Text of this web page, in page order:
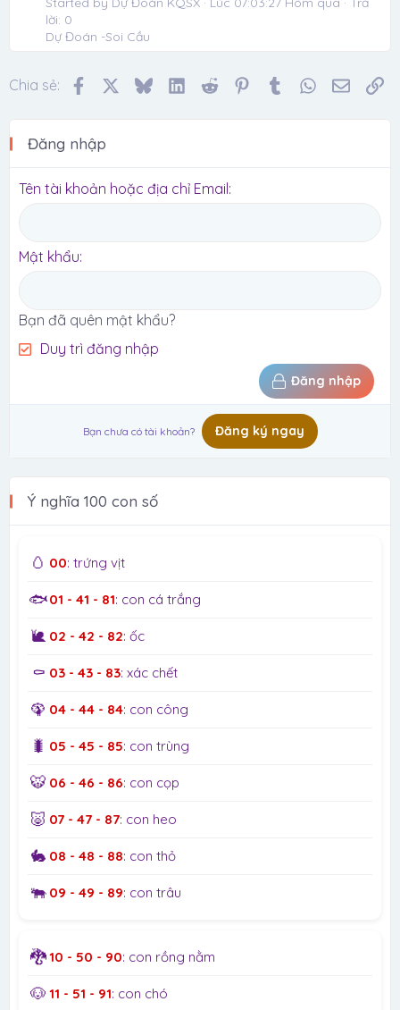
lời: 0
Dự Đoán -Soi Cầu
Chia sẻ: FacebookBlueskyLinkedIn
Reddit Pinterest
Tumblr WhatsApp
Email
Đăng nhập
Tên tài khoản hoặc địa chỉ Email
Mật khẩu
Bạn đã quên mật khẩu?
Duy trì đăng nhập
Đăng nhập
Bạn chưa có tài khoản? Đăng ký ngay
Ý nghĩa 100 con số
🥚 00: trứng vịt
🐟01 - 41 - 81: con cá trắng
🐌 02 - 42 - 82: ốc
⚰️ 03 - 43 - 83: xác chết
🦚 04 - 44 - 84: con công
🐛 05 - 45 - 85: con trùng
🐯 06 - 46 - 86: con cọp
🐷 07 - 47 - 87: con heo
🐇 08 - 48 - 88: con thỏ
🐃 09 - 49 - 89: con trâu
🐉10 - 50 - 90: con rồng nằm
🐶 11 - 51 - 91: con chó